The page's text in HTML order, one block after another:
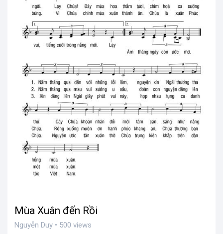
Mùa Xuân đến Rồi
Nguyễn Duy • 500 views